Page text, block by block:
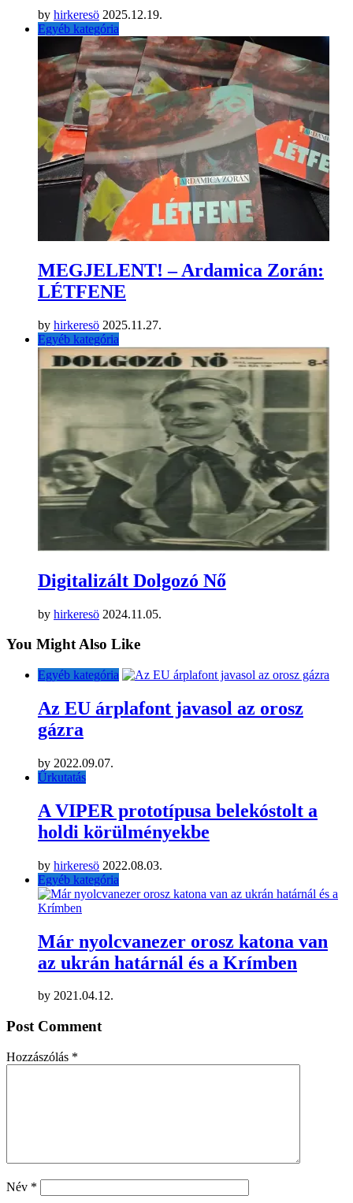
by hirkeresö 2025.12.19.
Egyéb kategória
MEGJELENT! – Ardamica Zorán:
LÉTFENE
by hirkeresö 2025.11.27.
Egyéb kategória
Digitalizált Dolgozó Nő
by hirkeresö 2024.11.05.
You Might Also Like
Egyéb kategória
Az EU árplafont javasol az orosz
gázra
by 2022.09.07.
Űrkutatás
A VIPER prototípusa belekóstolt a
holdi körülményekbe
by hirkeresö 2022.08.03.
Egyéb kategória
Már nyolcvanezer orosz katona van
az ukrán határnál és a Krímben
by 2021.04.12.
Post Comment
Hozzászólás *
Név *